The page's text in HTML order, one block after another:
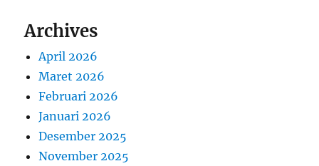
Archives
April 2026
Maret 2026
Februari 2026
Januari 2026
Desember 2025
November 2025